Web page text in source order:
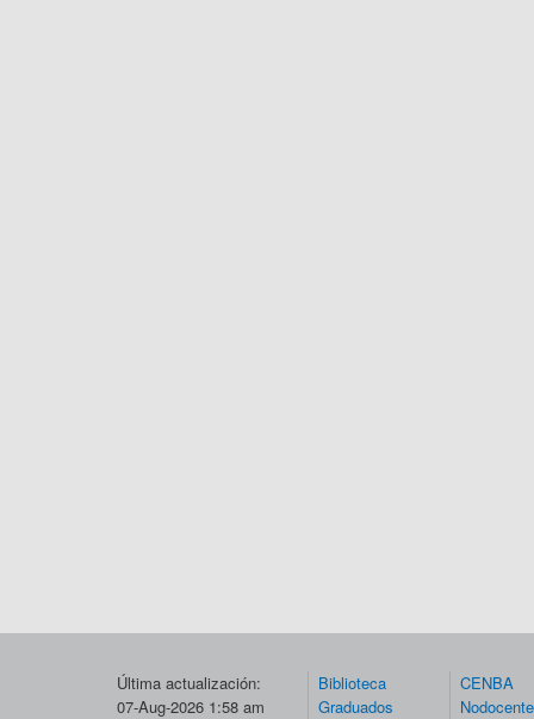
Última actualización:
07-Aug-2026 1:58 am
Biblioteca
Graduados
CENBA